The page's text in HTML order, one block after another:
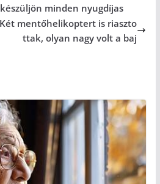
minden nyugdíjas
mentőhelikoptert is riaszto
ttak, olyan nagy volt a baj